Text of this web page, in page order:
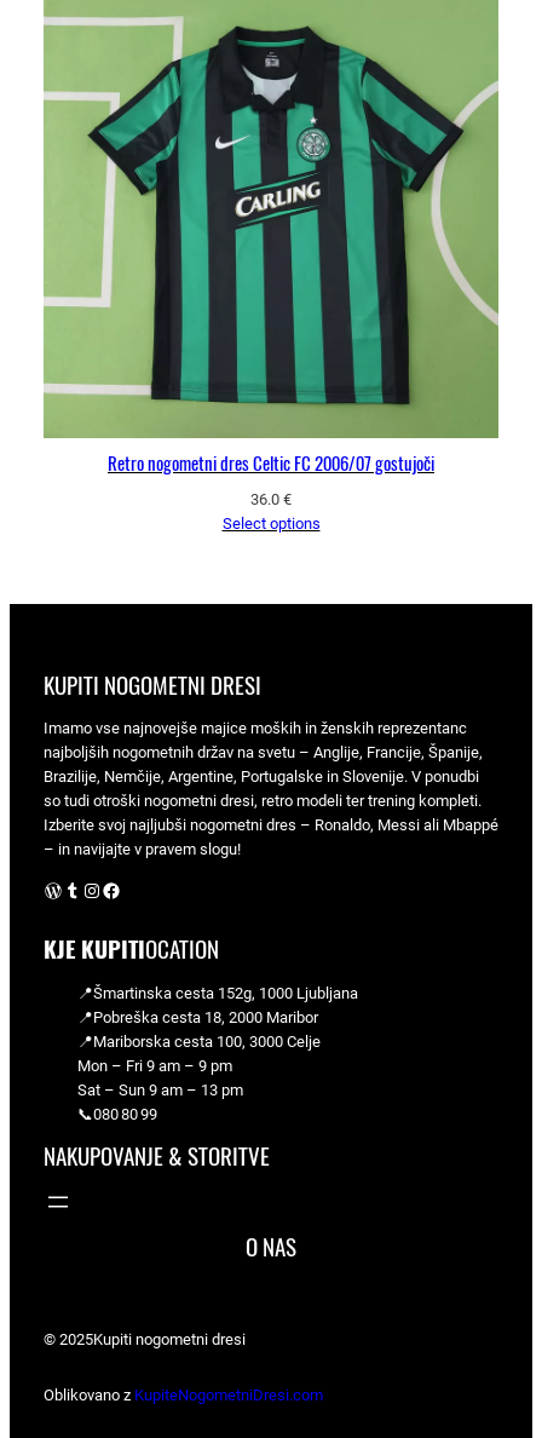
Retro nogometni dres Celtic FC 2006/07 gostujoči
36.0 €
Select options
KUPITI NOGOMETNI DRESI
Imamo vse najnovejše majice moških in ženskih reprezentanc
najboljših nogometnih držav na svetu – Anglije, Francije, Španije,
Brazilije, Nemčije, Argentine, Portugalske in Slovenije. V ponudbi
so tudi otroški nogometni dresi, retro modeli ter trening kompleti.
Izberite svoj najljubši nogometni dres – Ronaldo, Messi ali Mbappé
– in navijajte v pravem slogu!
WordPress Instagram Facebook
KJE KUPITIOCATION
📍Šmartinska cesta 152g, 1000 Ljubljana
📍Pobreška cesta 18, 2000 Maribor
📍Mariborska cesta 100, 3000 Celje
Mon – Fri 9 am – 9 pm
Sat – Sun 9 am – 13 pm
📞080 80 99
NAKUPOVANJE & STORITVE
O NAS
© 2025Kupiti nogometni dresi
Oblikovano z KupiteNogometniDresi.com